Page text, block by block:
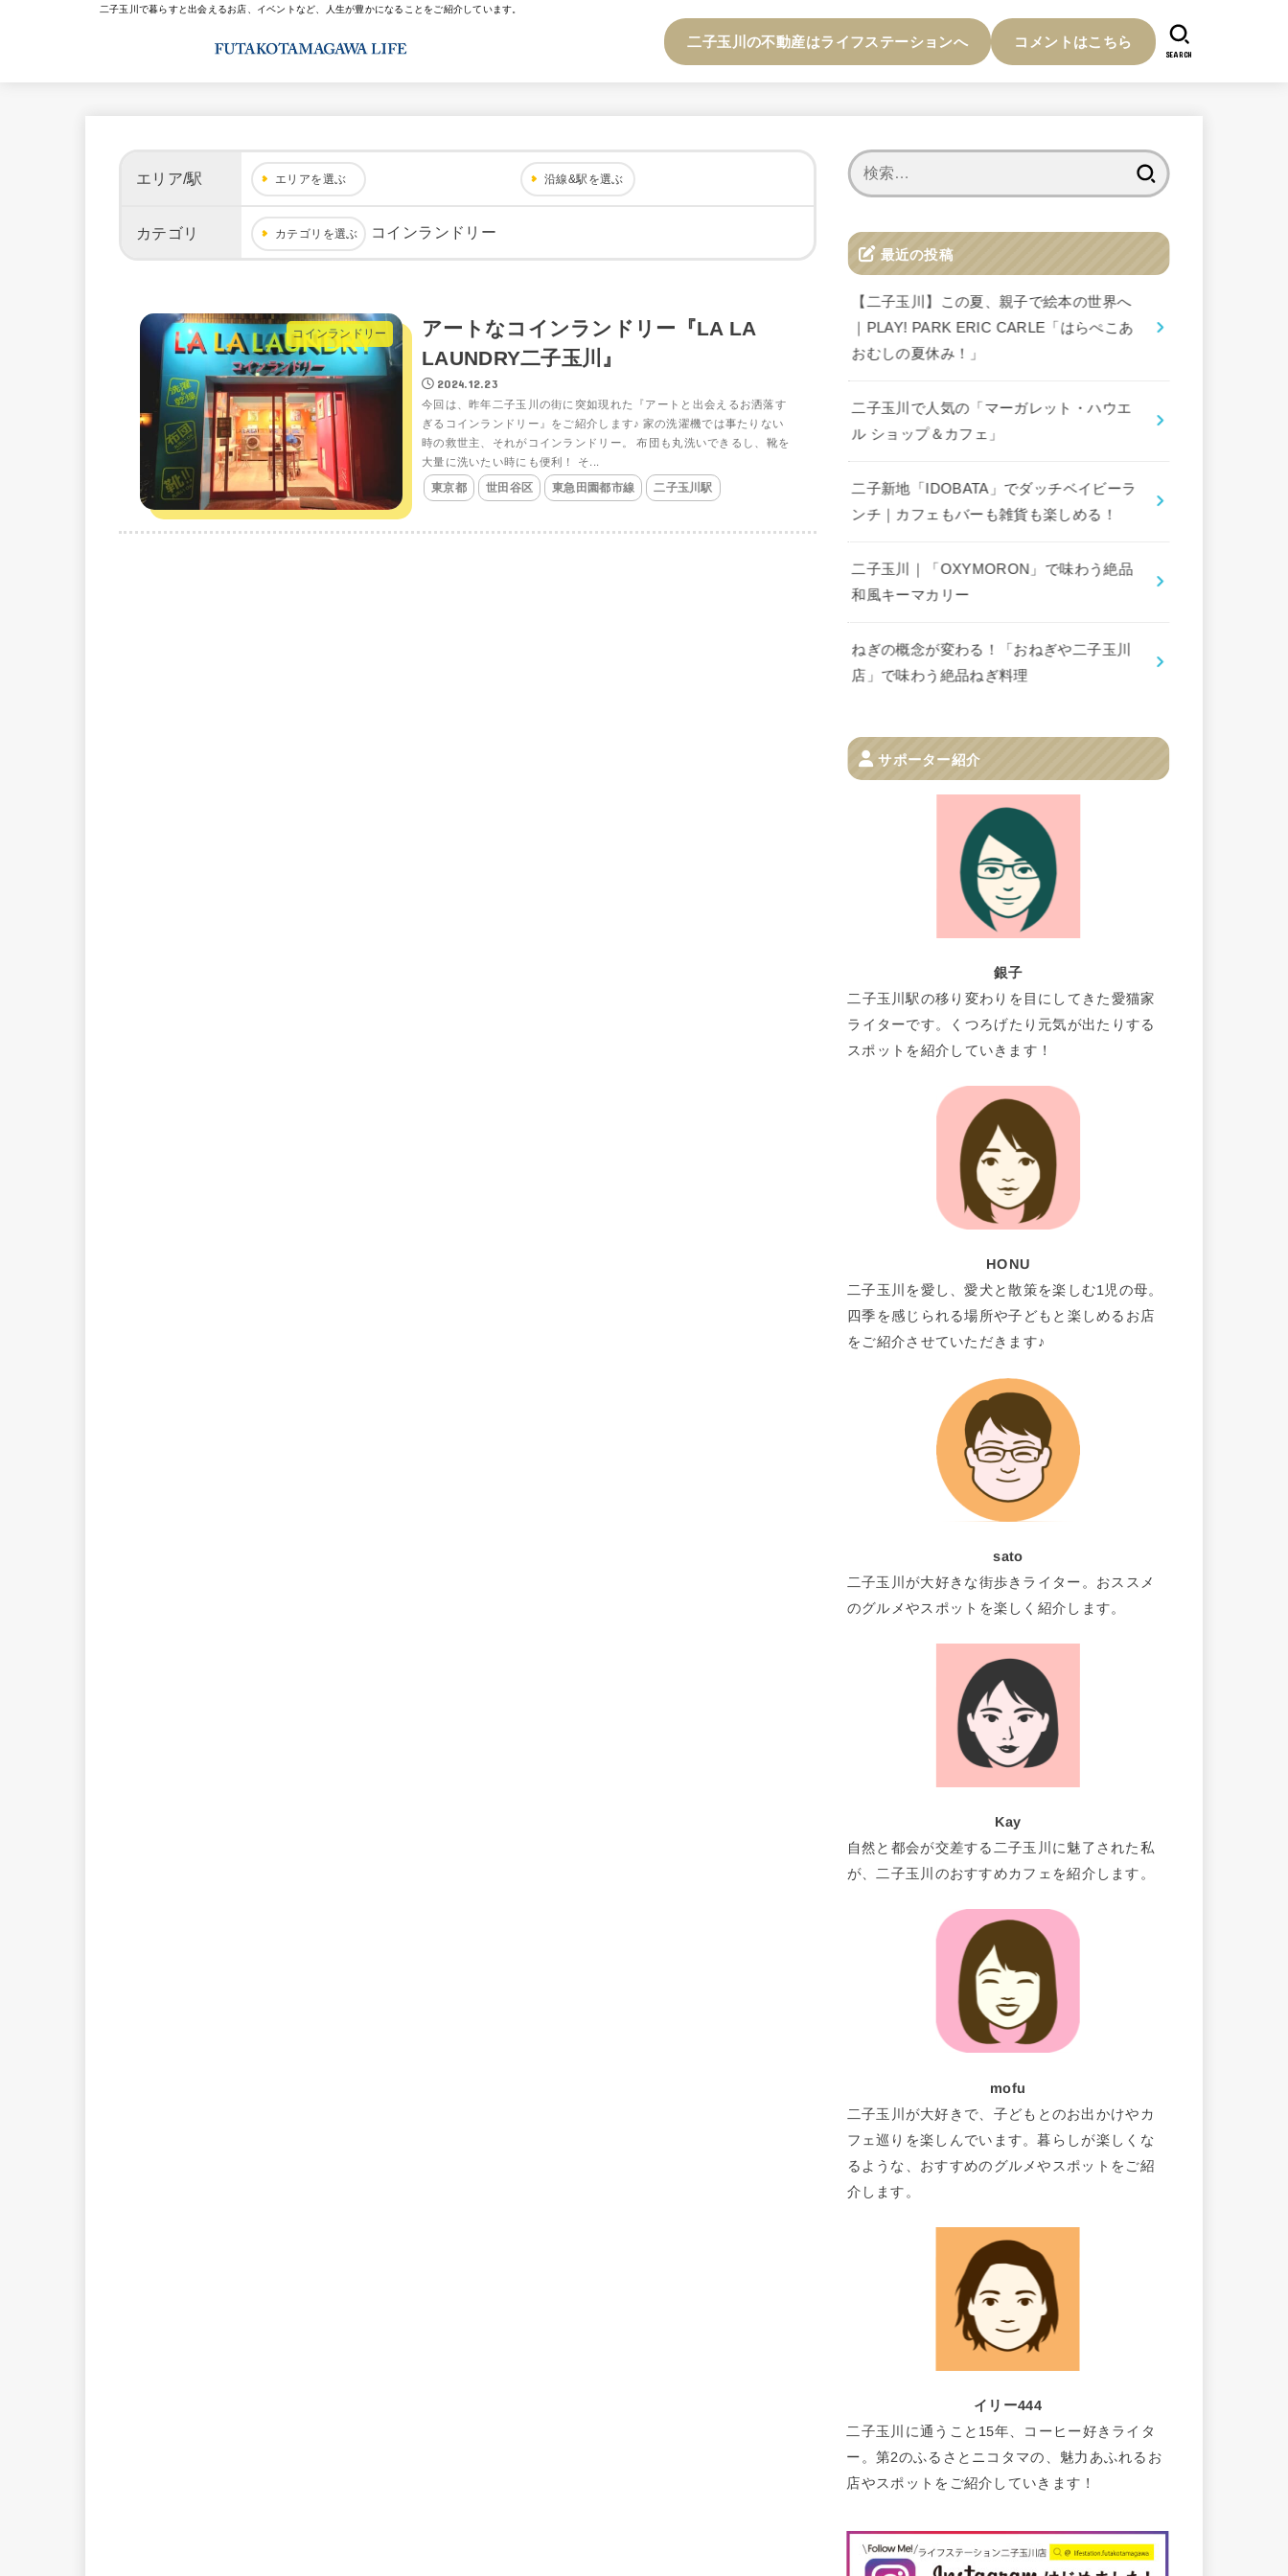
二子玉川で暮らすと出会えるお店、イベントなど、人生が豊かになることをご紹介しています。
二子玉川の不動産はライフステーションへ コメントはこちら
SEARCH
エリア/駅 エリアを選ぶ 沿線&駅を選ぶ
カテゴリ カテゴリを選ぶ コインランドリー
コインランドリー
アートなコインランドリー『LA LA
LAUNDRY二子玉川』
2024.12.23
今回は、昨年二子玉川の街に突如現れた『アートと出会えるお洒落す
ぎるコインランドリー』をご紹介します♪ 家の洗濯機では事たりない
時の救世主、それがコインランドリー。 布団も丸洗いできるし、靴を
大量に洗いたい時にも便利！ そ...
東京都 世田谷区 東急田園都市線 二子玉川駅
最近の投稿
【二子玉川】この夏、親子で絵本の世界へ
｜PLAY! PARK ERIC CARLE「はらぺこあ
おむしの夏休み！」
二子玉川で人気の「マーガレット・ハウエ
ル ショップ＆カフェ」
二子新地「IDOBATA」でダッチベイビーラ
ンチ｜カフェもバーも雑貨も楽しめる！
二子玉川｜「OXYMORON」で味わう絶品
和風キーマカリー
ねぎの概念が変わる！「おねぎや二子玉川
店」で味わう絶品ねぎ料理
サポーター紹介
銀子
二子玉川駅の移り変わりを目にしてきた愛猫家
ライターです。くつろげたり元気が出たりする
スポットを紹介していきます！
HONU
二子玉川を愛し、愛犬と散策を楽しむ1児の母。
四季を感じられる場所や子どもと楽しめるお店
をご紹介させていただきます♪
sato
二子玉川が大好きな街歩きライター。おススメ
のグルメやスポットを楽しく紹介します。
Kay
自然と都会が交差する二子玉川に魅了された私
が、二子玉川のおすすめカフェを紹介します。
mofu
二子玉川が大好きで、子どもとのお出かけやカ
フェ巡りを楽しんでいます。暮らしが楽しくな
るような、おすすめのグルメやスポットをご紹
介します。
イリー444
二子玉川に通うこと15年、コーヒー好きライタ
ー。第2のふるさとニコタマの、魅力あふれるお
店やスポットをご紹介していきます！